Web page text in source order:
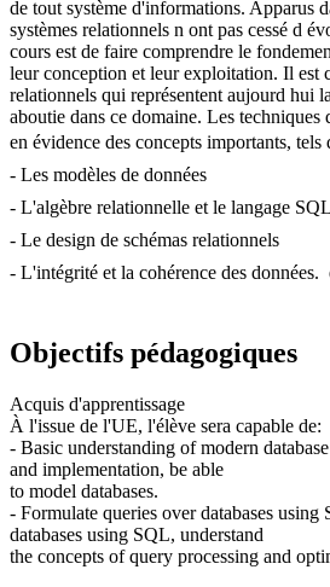
de tout système d'informations. Apparus
systèmes relationnels n ont pas cessé d
cours est de faire comprendre le
leur conception et leur exploitation. Il est
relationnels qui représentent aujourd hui
aboutie dans ce domaine. Les techniques
en évidence des concepts importants, tels
- Les modèles de données 
- L'algèbre relationnelle et le langage SQL 
- Le design de schémas relationnels 
- L'intégrité et la cohérence des données. 
Objectifs pédagogiques
Acquis d'apprentissage
À l'issue de l'UE, l'élève sera capable de:
- Basic understanding of modern
and implementation, be able
to model databases.
- Formulate queries over databases using
databases using SQL, understand
the concepts of query processing and